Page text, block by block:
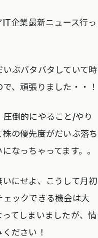
企業最新ニュース行っ
ぶバタバタしていて時
、頑張りました・・！
倒的にやること/やり
の優先度がだいぶ落ち
なっちゃってます。。
にせよ、こうして月初
ックできる機会は大
てしまいましたが、情
ださい！